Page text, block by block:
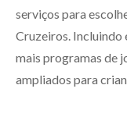
serviços para
Cruzeiros. Incluindo
mais programas de
ampliados para